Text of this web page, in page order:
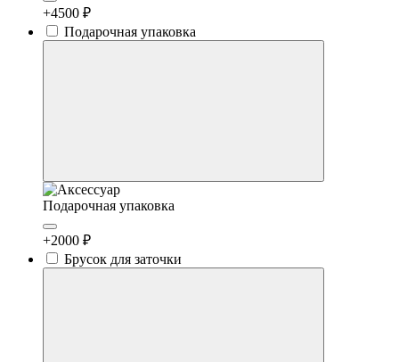
+4500 ₽
Подарочная упаковка
Подарочная упаковка
+2000 ₽
Брусок для заточки